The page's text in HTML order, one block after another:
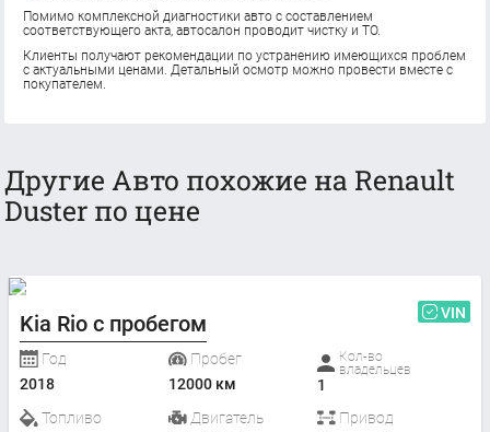
Помимо комплексной диагностики авто с составлением
соответствующего акта, автосалон проводит чистку и ТО.
Клиенты получают рекомендации по устранению имеющихся проблем
с актуальными ценами. Детальный осмотр можно провести вместе с
покупателем.
Другие Авто похожие на Renault
Duster по цене
Kia Rio с пробегом VIN
Год
2018
Пробег
12000 км
Кол-во
владельцев
1
Топливо
Двигатель
Привод